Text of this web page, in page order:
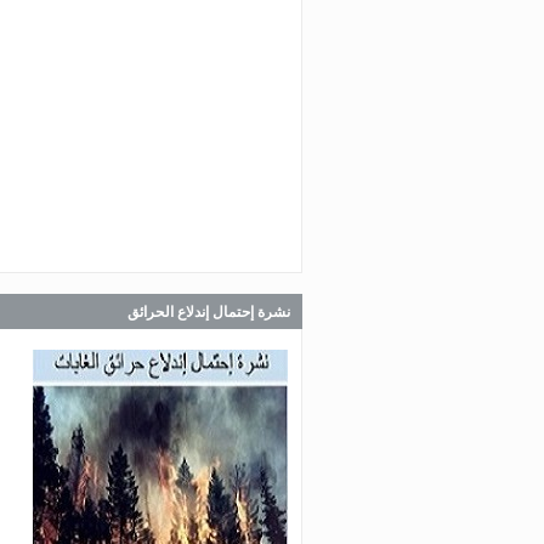
اللبناني البيان الآتي:
Jul 28, 2026
صدر عن دائرة الإعلام والعلاقات
في المديرية العامة للدفاع المدني
اللبناني البيان الآتي:
نشرة إحتمال إندلاع الحرائق